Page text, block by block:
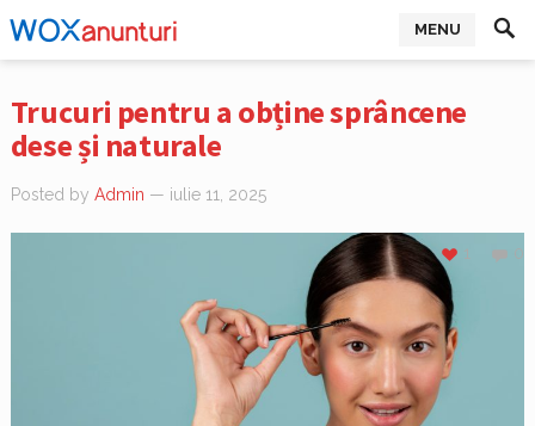
MENU
Trucuri pentru a obține sprâncene
dese și naturale
Posted by Admin — iulie 11, 2025
0
1